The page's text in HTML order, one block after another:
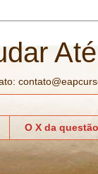
O X da